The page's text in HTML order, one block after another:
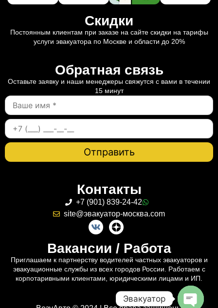
Скидки
Постоянным клиентам при заказе на сайте скидки на тарифы
услуги эвакуатора по Москве и области до 20%
Обратная связь
Оставьте заявку и наши менеджеры свяжутся с вами в течении
15 минут
Контакты
+7 (901) 839-24-42
site@эвакуатор-москва.com
Вакансии / Работа
Приглашаем к партнерству водителей частных эвакуаторов и
эвакуационные службы из всех городов России. Работаем с
корпотаривными клиентами, юридическими лицами и ИП.
Эвакуатор